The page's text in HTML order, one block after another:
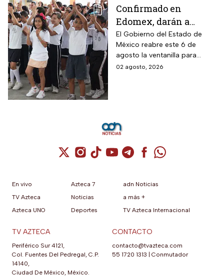
Confirmado en
Edomex, darán a
partir del 6 de agosto
segunda oportunidad
a quienes perdieron el
SAID para inscribir a
termina en esta fecha
El Gobierno del Estado de
México reabre este 6 de
agosto la ventanilla para
quienes buscan un cambio de
02 agosto, 2026
Cuenta de X / Twitter (se abre en una
Cuenta de Instagram (se abre en una
Cuenta de TikTok (se abre en
Cuenta de YouTube (se abre
Cuenta de Telegram (se
Cuenta de
Cuenta de
En vivo
TV Azteca
Azteca UNO
Azteca 7
Noticias
Deportes
adn Noticias
a más +
TV Azteca Internacional
TV AZTECA
Periférico Sur 4121,
Col. Fuentes Del Pedregal, C.P.
14140,
Ciudad De México, México.
CONTACTO
contacto@tvazteca.com
55 1720 1313
Conmutador